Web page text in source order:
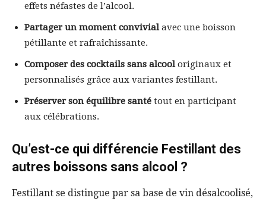
effets néfastes de l’alcool.
Partager un moment convivialavec une boisson
pétillante et rafraîchissante.
Composer des cocktails sans alcooloriginaux et
personnalisés grâce aux variantes festillant.
Préserver son équilibre santé tout en participant
aux célébrations.
Qu’est-ce qui différencie Festillant des
autres boissons sans alcool ?
Festillant se distingue par sa base de vin désalcoolisé,